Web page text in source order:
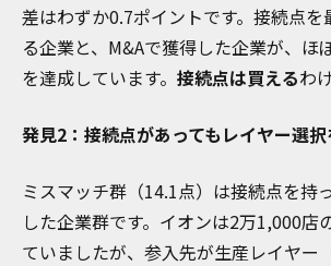
差はわずか0.7ポイントです。接続点を
る企業と、M&Aで獲得した企業が、ほ
を達成しています。 接続点は買えるわ
発見2：接続点があってもレイヤー選
ミスマッチ群（14.1点）は接続点を持
した企業群です。イオンは2万1,000店
ていましたが、参入先が生産レイヤー